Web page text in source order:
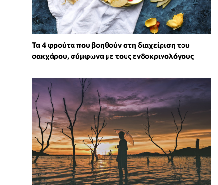
Τα 4 φρούτα που βοηθούν στη διαχείριση του
σακχάρου, σύμφωνα με τους ενδοκρινολόγους